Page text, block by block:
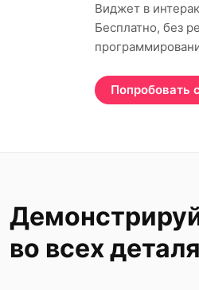
Виджет в
Бесплатно, без
Попробовать
во всех